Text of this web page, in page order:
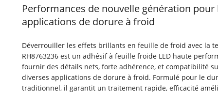
Performances de nouvelle génération pour
applications de dorure à froid
Déverrouiller les effets brillants en feuille de froid avec la
RH8763236 est un adhésif à feuille froide LED haute
fournir des détails nets, forte adhérence, et compatibilité
diverses applications de dorure à froid. Formulé pour le
traditionnel, il garantit un traitement rapide, efficacité